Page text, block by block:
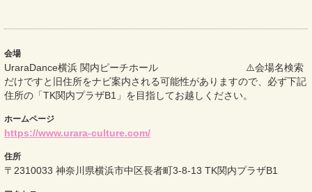
会場
UraraDance横浜 関内ピーチホール ⚠️会場名検索
だけですと旧住所をナビ案内される可能性がありますので、必ず下記
住所の「TK関内プラザB1」を目指してお越しください。
ホームページ
https://www.urara-culture.com/
住所
〒2310033 神奈川県横浜市中区長者町3-8-13 TK関内プラザB1